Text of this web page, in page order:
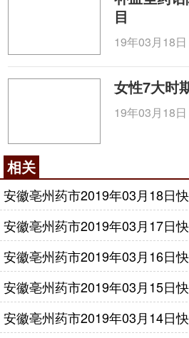
目
19年03月18日
女性7大时
19年03月18日
相关
安徽亳州药市2019年03月18日
安徽亳州药市2019年03月17日
安徽亳州药市2019年03月16日
安徽亳州药市2019年03月15日
安徽亳州药市2019年03月14日